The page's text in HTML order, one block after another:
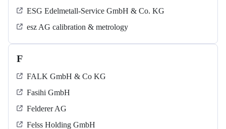
ESG Edelmetall-Service GmbH & Co. KG
esz AG calibration & metrology
F
FALK GmbH & Co KG
Fasihi GmbH
Felderer AG
Felss Holding GmbH